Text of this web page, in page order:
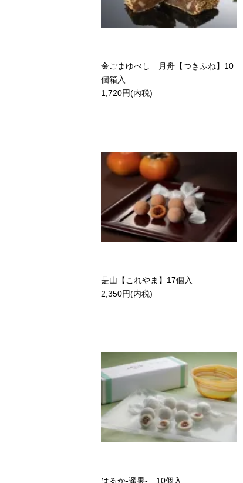
金ごまゆべし 月舟【つきふね】10
個箱入
1,720円(内税)
是山【これやま】17個入
2,350円(内税)
はるか-遥果- 10個入